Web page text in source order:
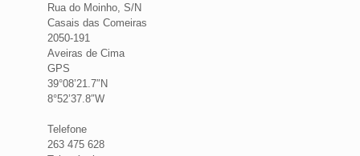
Rua do Moinho, S/N
Casais das Comeiras
2050-191
Aveiras de Cima
GPS
39°08’21.7″N
8°52’37.8″W
Telefone
263 475 628